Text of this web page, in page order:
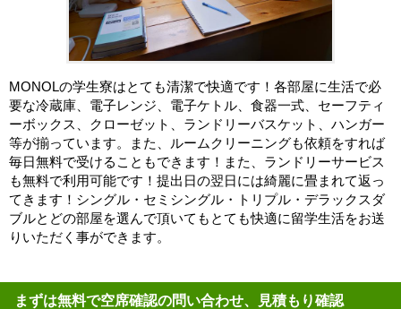
MONOLの学生寮はとても清潔で快適です！各部屋に生活で必
要な冷蔵庫、電子レンジ、電子ケトル、食器一式、セーフティ
ーボックス、クローゼット、ランドリーバスケット、ハンガー
等が揃っています。また、ルームクリーニングも依頼をすれば
毎日無料で受けることもできます！また、ランドリーサービス
も無料で利用可能です！提出日の翌日には綺麗に畳まれて返っ
てきます！シングル・セミシングル・トリプル・デラックスダ
ブルとどの部屋を選んで頂いてもとても快適に留学生活をお送
りいただく事ができます。
まずは無料で空席確認の問い合わせ、見積もり確認